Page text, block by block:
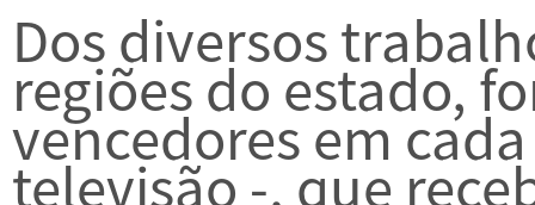
Dos diversos
regiões do estado,
vencedores em
televisão -, que